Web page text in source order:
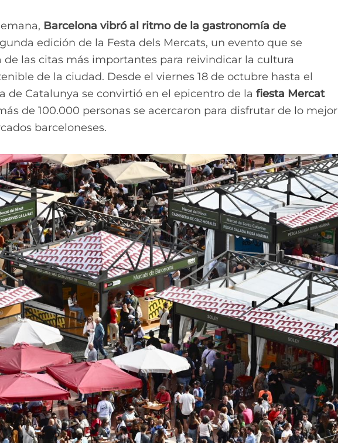
Barcelona vibró al ritmo de la gastronomía de
edición de la Festa dels Mercats, un evento que se
las citas más importantes para reivindicar la cultura
de la ciudad. Desde el viernes 18 de octubre hasta el
de Catalunya se convirtió en el epicentro de la fiesta Mercat
de 100.000 personas se acercaron para disfrutar de lo mejor
barceloneses.